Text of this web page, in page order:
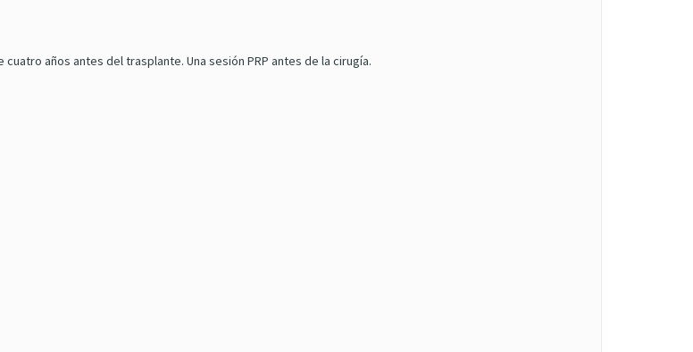
años antes del trasplante. Una sesión PRP antes de la cirugía.